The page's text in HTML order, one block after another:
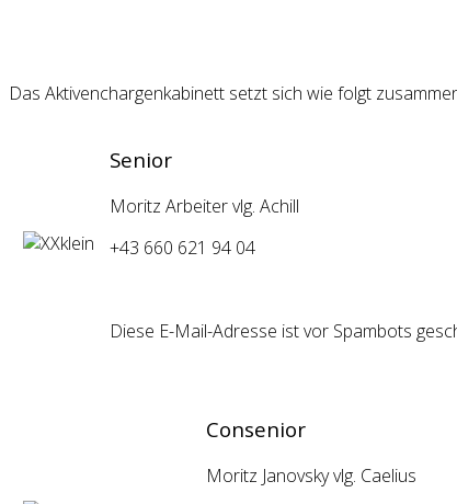
Das Aktivenchargenkabinett setzt sich wie folgt
Senior
Moritz Arbeiter vlg. Achill
+43 660 621 94 04
Diese E-Mail-Adresse ist vor Spambots
Consenior
Moritz Janovsky vlg. Caelius